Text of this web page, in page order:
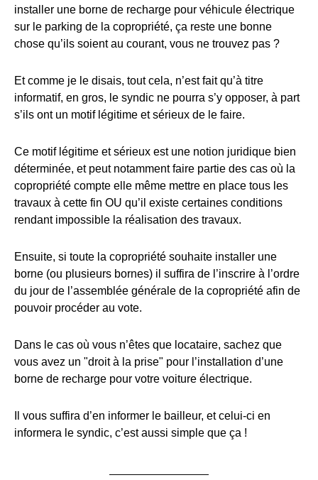
installer une borne de recharge pour véhicule électrique
sur le parking de la copropriété, ça reste une bonne
chose qu’ils soient au courant, vous ne trouvez pas ?
Et comme je le disais, tout cela, n’est fait qu’à titre
informatif, en gros, le syndic ne pourra s’y opposer, à part
s’ils ont un motif légitime et sérieux de le faire.
Ce motif légitime et sérieux est une notion juridique bien
déterminée, et peut notamment faire partie des cas où la
copropriété compte elle même mettre en place tous les
travaux à cette fin OU qu’il existe certaines conditions
rendant impossible la réalisation des travaux.
Ensuite, si toute la copropriété souhaite installer une
borne (ou plusieurs bornes) il suffira de l’inscrire à l’ordre
du jour de l’assemblée générale de la copropriété afin de
pouvoir procéder au vote.
Dans le cas où vous n’êtes que locataire, sachez que
vous avez un "droit à la prise" pour l’installation d’une
borne de recharge pour votre voiture électrique.
Il vous suffira d’en informer le bailleur, et celui-ci en
informera le syndic, c’est aussi simple que ça !